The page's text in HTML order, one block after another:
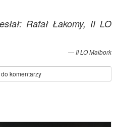
Rafał Łakomy, II LO
II LO Malbork
komentarzy